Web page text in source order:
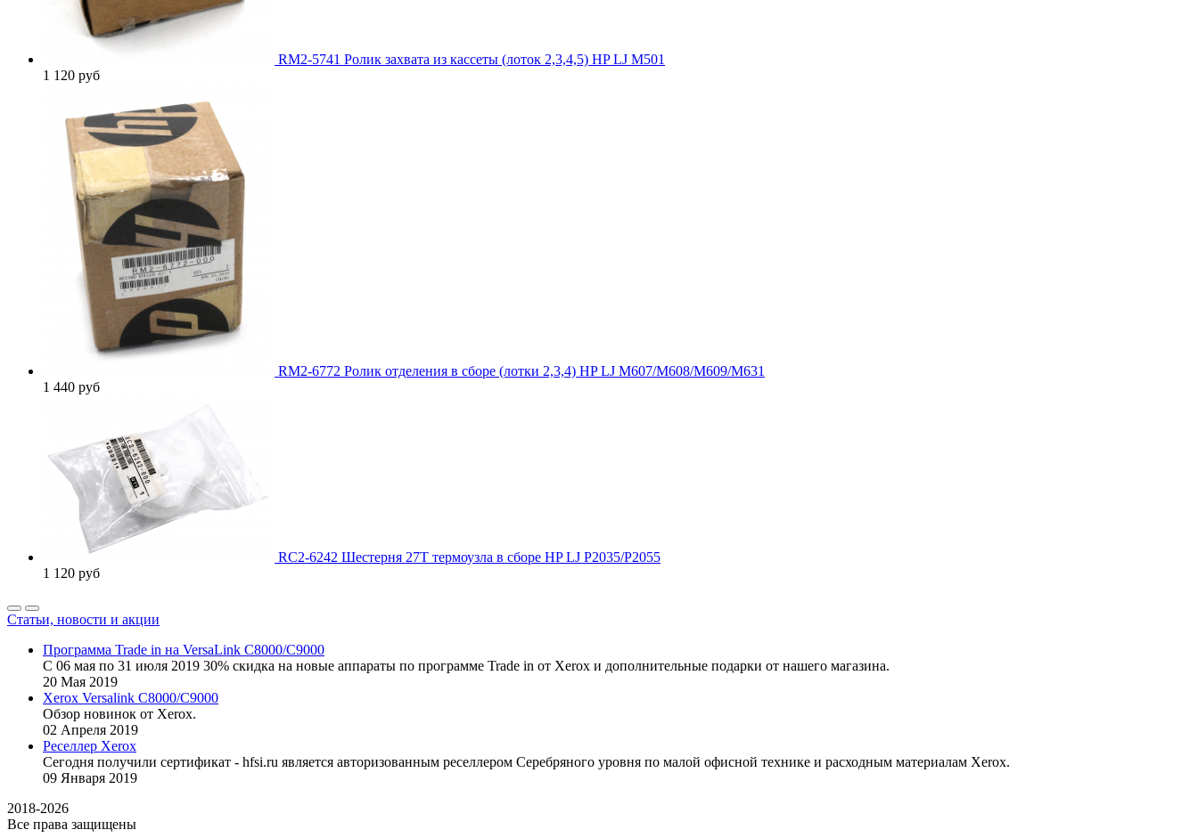
RM2-5741 Ролик захвата из кассеты (лоток 2,3,4,5) HP LJ M501
1 120 руб
RM2-6772 Ролик отделения в сборе (лотки 2,3,4) HP LJ M607/M608/M609/M631
1 440 руб
RC2-6242 Шестерня 27T термоузла в сборе HP LJ P2035/P2055
1 120 руб
Статьи, новости и акции
Программа Trade in на VersaLink C8000/C9000
С 06 мая по 31 июля 2019 30% скидка на новые аппараты по программе Trade in от Xerox и дополнительные подарки от нашего магазина.
20 Мая 2019
Xerox Versalink C8000/C9000
Обзор новинок от Xerox.
02 Апреля 2019
Реселлер Xerox
Сегодня получили сертификат - hfsi.ru является авторизованным реселлером Серебряного уровня по малой офисной технике и расходным материалам Xerox.
09 Января 2019
2018-2026
Все права защищены